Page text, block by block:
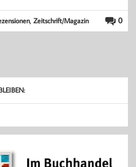
0
,Zeitschrift/Magazin